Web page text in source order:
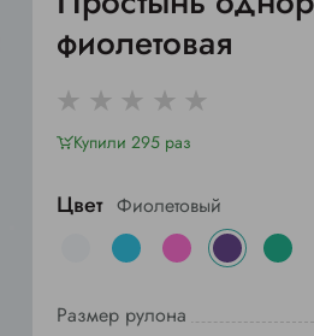
фиолетовая
Купили 295 раз
Цвет Фиолетовый
Размер рулона